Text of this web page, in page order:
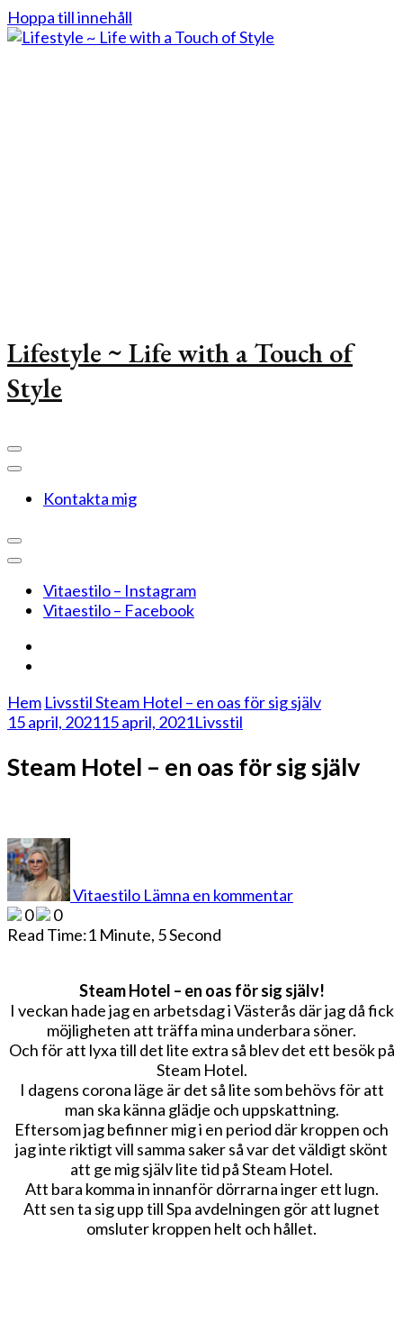
Hoppa till innehåll
Lifestyle ~ Life with a Touch of
Style
Kontakta mig
Vitaestilo – Instagram
Vitaestilo – Facebook
Hem LivsstilSteam Hotel – en oas för sig själv
15 april, 202115 april, 2021Livsstil
Steam Hotel – en oas för sig själv
Vitaestilo Lämna en kommentar
–
sig
själv
0
0
Read Time:1 Minute, 5 Second
Steam Hotel – en oas för sig själv!
I veckan hade jag en arbetsdag i Västerås där jag då fick
möjligheten att träffa mina underbara söner.
Och för att lyxa till det lite extra så blev det ett besök på
Steam Hotel.
I dagens corona läge är det så lite som behövs för att
man ska känna glädje och uppskattning.
Eftersom jag befinner mig i en period där kroppen och
jag inte riktigt vill samma saker så var det väldigt skönt
att ge mig själv lite tid på Steam Hotel.
Att bara komma in innanför dörrarna inger ett lugn.
Att sen ta sig upp till Spa avdelningen gör att lugnet
omsluter kroppen helt och hållet.